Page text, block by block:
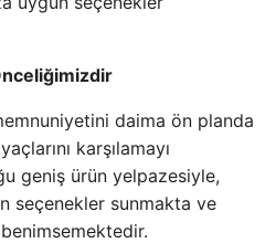
daima ön planda
karşılamayı
geniş ürün yelpazesiyle,
seçenekler sunmakta ve